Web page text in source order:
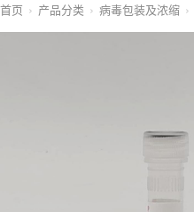
首页 产品分类 病毒包装及浓缩